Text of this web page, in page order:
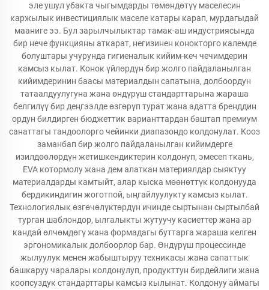
эле ушул убакта чыгымдарды төмөндөтүү маселесин
каржылык инвестициялык маселе катары карап, мурдагыдай
мааниге ээ. Бул зарылчылыктар тамак-аш индустриясында
бир нече функцияны аткарат, негизинен конокторго калемде
болуштары учурунда гигиеналык кийим-кеч чечимдерин
камсыз кылат. Конок үйлөрдүн бир жолго пайдаланылган
кийимдеринин баасы материалдын сапатына, долбоордун
татаалдуулугуна жана өндүрүш стандарттарына жараша
белгилүү бир деңгээлде өзгөрүп турат жана адатта бренддин
ордун билдирген бюджеттик варианттардан баштап премиум
санаттагы тандоолорго чейинки диапазондо колдонулат. Кооз
заманбап бир жолго пайдаланылган кийимдерге
изилдөөлөрдүн жетишкендиктерин колдонуп, эмесеп ткань,
EVA котормолу жана дем алаткан материялдар сыяктуу
материалдарды камтыйт, алар кыска мөөнөттүк колдонууда
бердикиндигин жоготпой, ыңгайлуулукту камсыз кылат.
Технологиялык өзгөчөлүктөрдүн ичинде сыртынан сыртылбай
турган шаблондор, ылгалыкты жутуучу касиеттер жана ар
кандай өлчөмдөгү жана формадагы буттарга жараша келген
эргономикалык долбоорлор бар. Өндүрүш процессинде
жылуулук менен жабыштыруу техникасы жана сапаттык
башкаруу чаралары колдонулуп, продукттун бирдейлиги жана
коопсуздук стандарттары камсыз кылынат. Колдонуу аймагы